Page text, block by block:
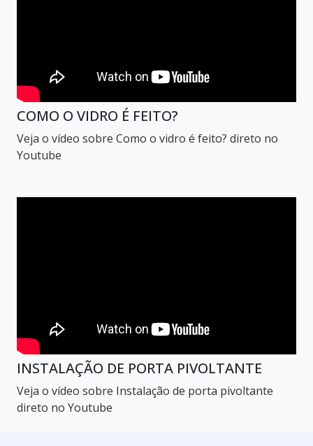
COMO O VIDRO É FEITO?
Veja o vídeo sobre Como o vidro é feito? direto no
Youtube
INSTALAÇÃO DE PORTA PIVOLTANTE
Veja o vídeo sobre Instalação de porta pivoltante
direto no Youtube